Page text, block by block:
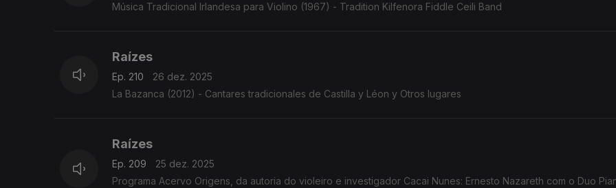
Música Tradicional Irlandesa para Violino (1967) - Tradition Kilfenora Fiddle Ceili Band
Raízes
Ep. 210
26 dez. 2025
La Bazanca (2012) - Cantares tradicionales de Castilla y Léon y Otros lugares
Raízes
Ep. 209
25 dez. 2025
Programa Acervo Origens, da autoria do violeiro e investigador Cacai Nunes: Ernesto Nazareth com o Duo Pianístico, a